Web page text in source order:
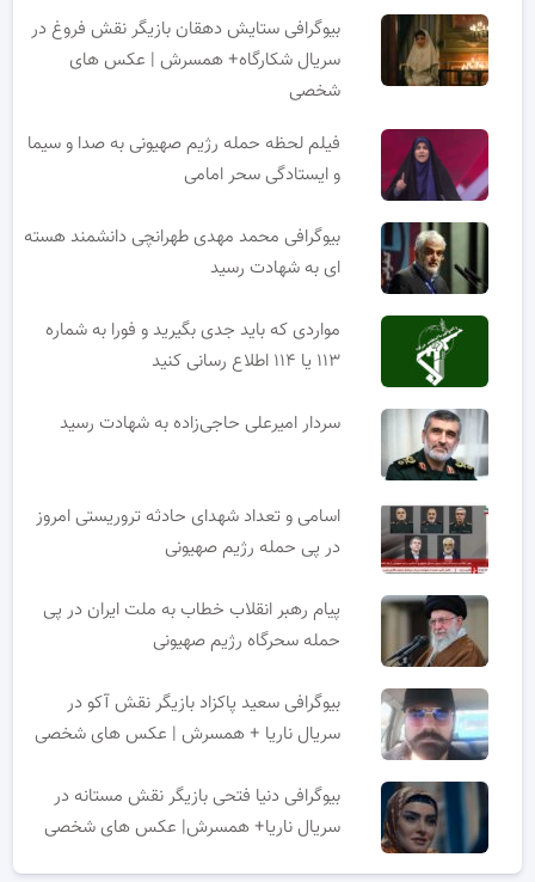
بیوگرافی ستایش دهقان بازیگر نقش فروغ در
سریال شکارگاه+ همسرش | عکس های
شخصی
فیلم لحظه حمله رژیم صهیونی به صدا و سیما
و ایستادگی سحر امامی
بیوگرافی محمد مهدی طهرانچی دانشمند هسته
ای به شهادت رسید
مواردی که باید جدی بگیرید و فورا به شماره
۱۱۳ یا ۱۱۴ اطلاع رسانی کنید
سردار امیرعلی حاجی‌زاده به شهادت رسید
اسامی و تعداد شهدای حادثه تروریستی امروز
در پی حمله رژیم صهیونی
پیام رهبر انقلاب خطاب به ملت ایران در پی
حمله سحرگاه رژیم صهیونی
بیوگرافی سعید پاکزاد بازیگر نقش آکو در
سریال ناریا + همسرش | عکس های شخصی
بیوگرافی دنیا فتحی بازیگر نقش مستانه در
سریال ناریا+ همسرش| عکس های شخصی